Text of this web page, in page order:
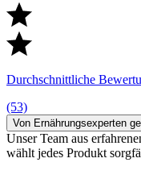
Durchschnittliche
(53)
Von Ernährungsexperten
Unser Team aus
wählt jedes Produkt